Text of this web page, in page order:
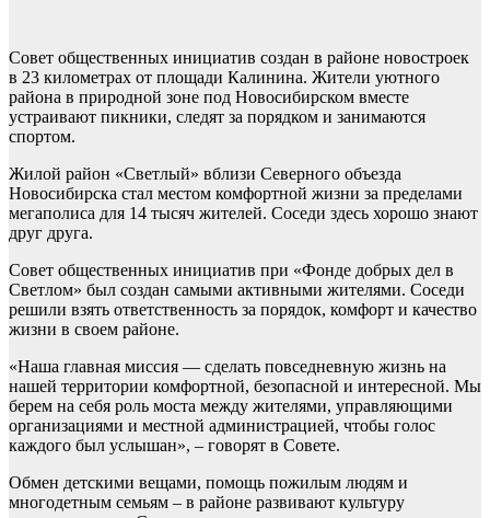
Совет общественных инициатив создан в районе новостроек
в 23 километрах от площади Калинина. Жители уютного
района в природной зоне под Новосибирском вместе
устраивают пикники, следят за порядком и занимаются
спортом.
Жилой район «Светлый» вблизи Северного объезда
Новосибирска стал местом комфортной жизни за пределами
мегаполиса для 14 тысяч жителей. Cоседи здесь хорошо знают
друг друга.
Совет общественных инициатив при «Фонде добрых дел в
Светлом» был создан самыми активными жителями. Соседи
решили взять ответственность за порядок, комфорт и качество
жизни в своем районе.
«Наша главная миссия — сделать повседневную жизнь на
нашей территории комфортной, безопасной и интересной. Мы
берем на себя роль моста между жителями, управляющими
организациями и местной администрацией, чтобы голос
каждого был услышан», – говорят в Совете.
Обмен детскими вещами, помощь пожилым людям и
многодетным семьям – в районе развивают культуру